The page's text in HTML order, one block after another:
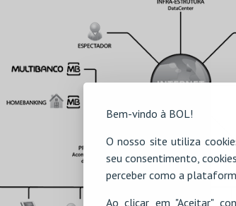
Bem-vindo à BOL!
O nosso site utiliza
seu consentimento,
perceber como a
Ao clicar em "Aceitar"